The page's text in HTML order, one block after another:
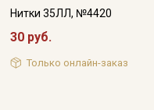
Нитки 35ЛЛ, №4420
30 руб.
Только онлайн-заказ